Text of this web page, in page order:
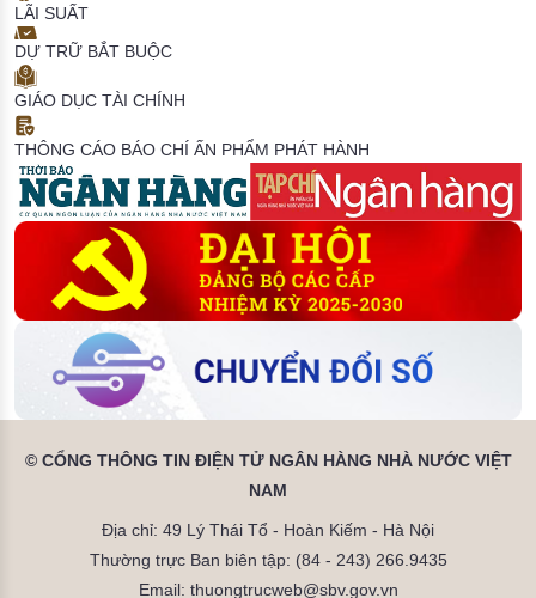
LÃI SUẤT
DỰ TRỮ BẮT BUỘC
GIÁO DỤC TÀI CHÍNH
THÔNG CÁO BÁO CHÍ ẤN PHẨM PHÁT HÀNH
© CỔNG THÔNG TIN ĐIỆN TỬ NGÂN HÀNG NHÀ NƯỚC VIỆT
NAM
Địa chỉ: 49 Lý Thái Tổ - Hoàn Kiếm - Hà Nội
Thường trực Ban biên tập: (84 - 243) 266.9435
Email: thuongtrucweb@sbv.gov.vn